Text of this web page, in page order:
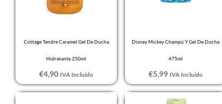
Cottage Tendre Caramel Gel De Ducha
Hidratante 250ml
€4,90 IVA Incluido
Disney Mickey Champú Y Gel De Ducha
475ml
€5,99 IVA Incluido